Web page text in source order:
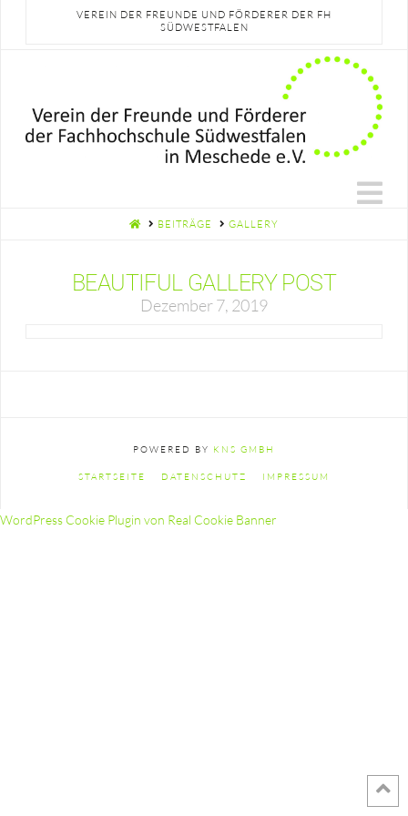
VEREIN DER FREUNDE UND FÖRDERER DER FH
SÜDWESTFALEN
HOMEBEITRÄGE GALLERY
BEAUTIFUL GALLERY POST
Dezember 7, 2019
POWERED BY KNS GMBH
STARTSEITE DATENSCHUTZ IMPRESSUM
WordPress Cookie Plugin von Real Cookie Banner